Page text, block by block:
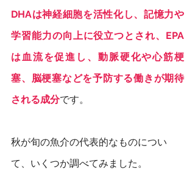
DHAは神経細胞を活性化し、記憶力や
学習能力の向上に役立つとされ、EPA
は血流を促進し、動脈硬化や心筋梗
塞、脳梗塞などを予防する働きが期待
される成分です。
秋が旬の魚介の代表的なものについ
て、いくつか調べてみました。